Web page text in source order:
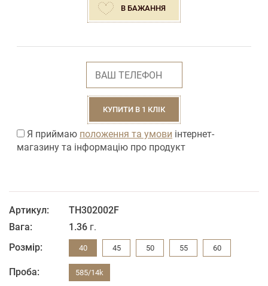
В БАЖАННЯ
КУПИТИ В 1 КЛІК
Я приймаю положення та умови інтернет-
магазину та інформацію про продукт
Артикул:
ТН302002F
Вага:
1.36 г.
Розмір:
40 45 50 55 60
Проба: 585/14k